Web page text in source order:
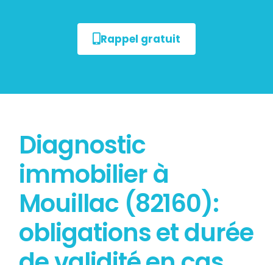
Rappel gratuit
Diagnostic
immobilier à
Mouillac (82160):
obligations et durée